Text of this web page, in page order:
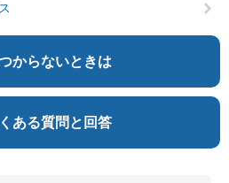
からないときは
ある質問と回答